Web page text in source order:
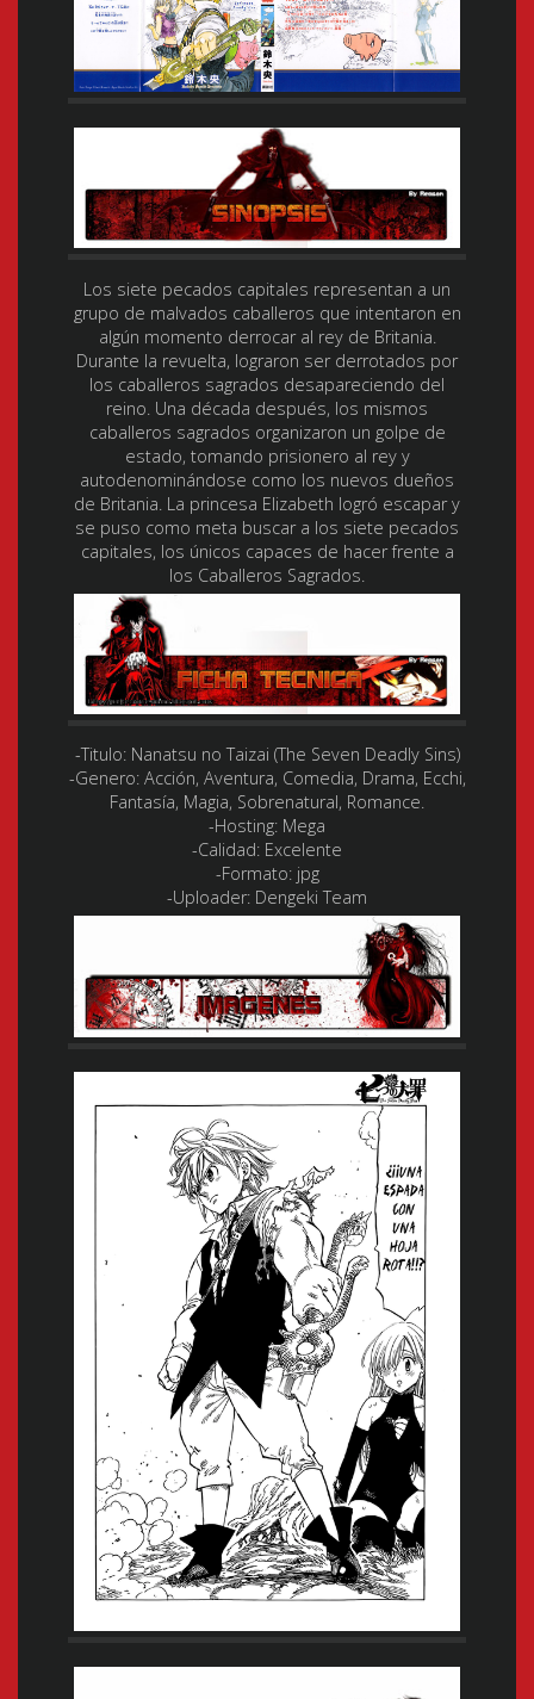
Los siete pecados capitales representan a un
grupo de malvados caballeros que intentaron en
algún momento derrocar al rey de Britania.
Durante la revuelta, lograron ser derrotados por
los caballeros sagrados desapareciendo del
reino. Una década después, los mismos
caballeros sagrados organizaron un golpe de
estado, tomando prisionero al rey y
autodenominándose como los nuevos dueños
de Britania. La princesa Elizabeth logró escapar y
se puso como meta buscar a los siete pecados
capitales, los únicos capaces de hacer frente a
los Caballeros Sagrados.
-Titulo:Nanatsu no Taizai (The Seven Deadly Sins)
-Genero:Acción, Aventura, Comedia, Drama, Ecchi,
Fantasía, Magia, Sobrenatural, Romance.
-Hosting: Mega
-Calidad: Excelente
-Formato:jpg
-Uploader: Dengeki Team